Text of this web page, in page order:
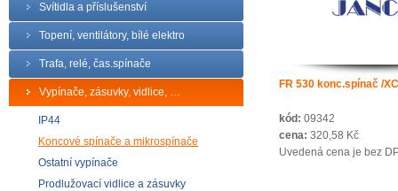
Svítidla a příslušenství
Topení, ventilátory, bílé elektro
Trafa, relé, čas.spínače
Vypínače, zásuvky, vidlice, …
IP44
Koncové spínače a mikrospínače
Ostatní vypínače
Prodlužovací vidlice a zásuvky
FR 530 konc.spínač /
kód: 09342
cena: 320,58 Kč
Uvedená cena je bez